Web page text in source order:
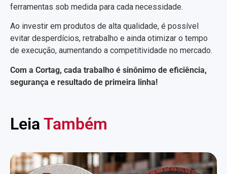
ferramentas sob medida para cada necessidade.
Ao investir em produtos de alta qualidade, é possível
evitar desperdícios, retrabalho e ainda otimizar o tempo
de execução, aumentando a competitividade no mercado.
Com a Cortag, cada trabalho é sinônimo de eficiência,
segurança e resultado de primeira linha!
Leia Também